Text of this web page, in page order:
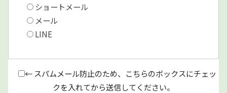
ショートメール
メール
LINE
← スパムメール防止のため、こちらのボックスにチェッ
クを入れてから送信してください。